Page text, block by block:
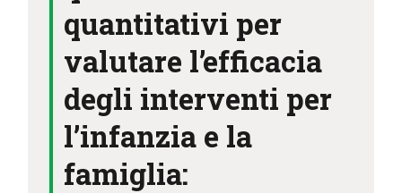
NEWS
DONA ORA
IL MIO ACCOUNT
CARRELLO
quantitativi per
valutare l’efficacia
degli interventi per
l’infanzia e la
famiglia: